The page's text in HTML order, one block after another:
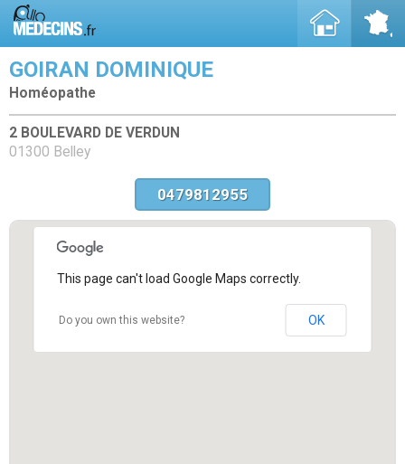
GOIRAN DOMINIQUE
Homéopathe
2 BOULEVARD DE VERDUN
01300 Belley
0479812955
This page can't load Google Maps correctly.
Do you own this website? OK